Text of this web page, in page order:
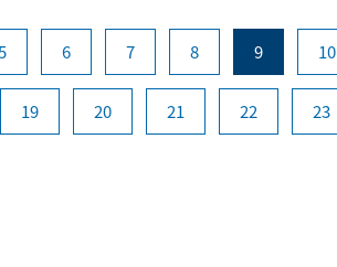
6 7 8 9 10
19 20 21 22 23